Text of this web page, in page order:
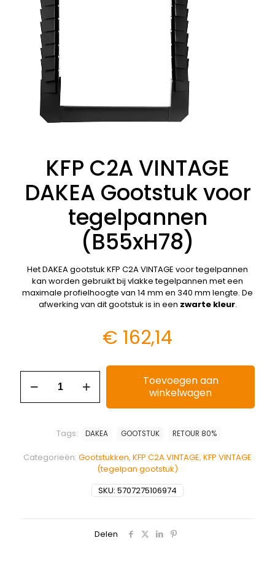
KFP C2A VINTAGE
DAKEA Gootstuk voor
tegelpannen
(B55xH78)
Het DAKEA gootstuk KFP C2A VINTAGE voor tegelpannen
kan worden gebruikt bij vlakke tegelpannen met een
maximale profielhoogte van 14 mm en 340 mm lengte. De
afwerking van dit gootstuk is in een zwarte kleur.
€ 162,14
Toevoegen aan
winkelwagen
SKU: 5707275106974
Categorieën: Gootstukken, KFP C2A VINTAGE, KFP VINTAGE
(tegelpan gootstuk)
Tags: DAKEA GOOTSTUK RETOUR 80%
Delen